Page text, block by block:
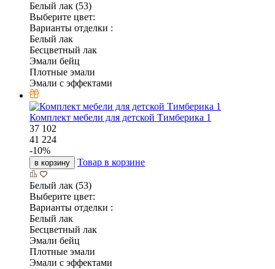
Белый лак (53)
Выберите цвет:
Варианты отделки :
Белый лак
Бесцветный лак
Эмали бейц
Плотные эмали
Эмали с эффектами
Комплект мебели для детской Тимберика 1
37 102
41 224
-10%
в корзину Товар в корзине
Белый лак (53)
Выберите цвет:
Варианты отделки :
Белый лак
Бесцветный лак
Эмали бейц
Плотные эмали
Эмали с эффектами